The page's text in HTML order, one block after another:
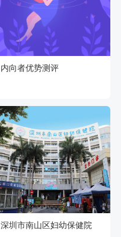
内向者优势测评
深圳市南山区妇幼保健院